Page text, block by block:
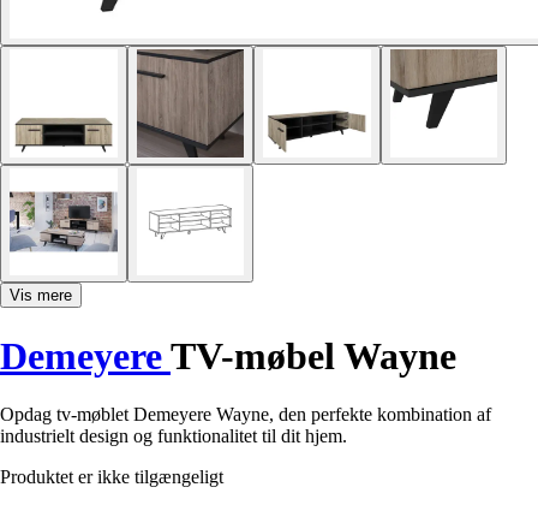
Vis mere
DemeyereTV-møbel Wayne
Opdag tv-møblet Demeyere Wayne, den perfekte kombination af
industrielt design og funktionalitet til dit hjem.
Produktet er ikke tilgængeligt